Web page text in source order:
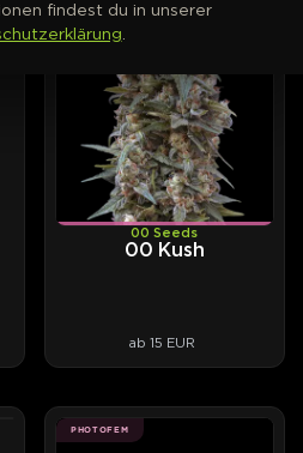
00 Seeds
00 Kush
ab 15 EUR
PHOTOFEM
findest du in unserer